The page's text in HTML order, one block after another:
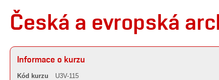
Česká a evropská
Informace o kurzu
Kód kurzu
U3V-115